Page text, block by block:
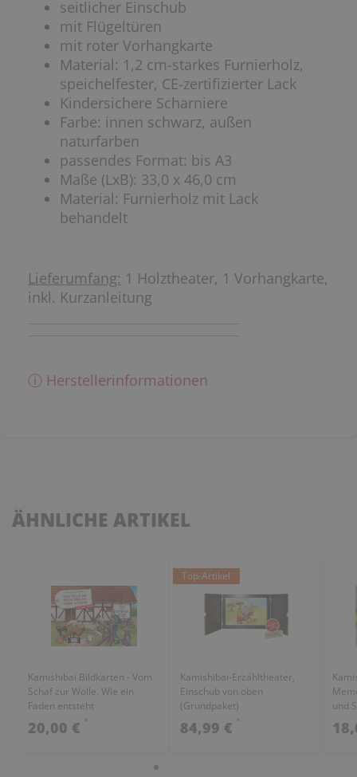
seitlicher Einschub
mit Flügeltüren
mit roter Vorhangkarte
Material: 1,2 cm-starkes Furnierholz,
speichelfester, CE-zertifizierter Lack
Kindersichere Scharniere
Farbe: innen schwarz, außen
naturfarben
passendes Format: bis A3
Maße (LxB): 33,0 x 46,0 cm
Material: Furnierholz mit Lack
behandelt
Lieferumfang: 1 Holztheater, 1 Vorhangkarte,
inkl. Kurzanleitung
ⓘ Herstellerinformationen
ÄHNLICHE ARTIKEL
Kamishibai Bildkarten - Vom
Schaf zur Wolle. Wie ein
Faden entsteht
20,00 € *
Top-Artikel
Kamishibai-Erzähltheater,
Einschub von oben
(Grundpaket)
84,99 € *
Memospiel
und